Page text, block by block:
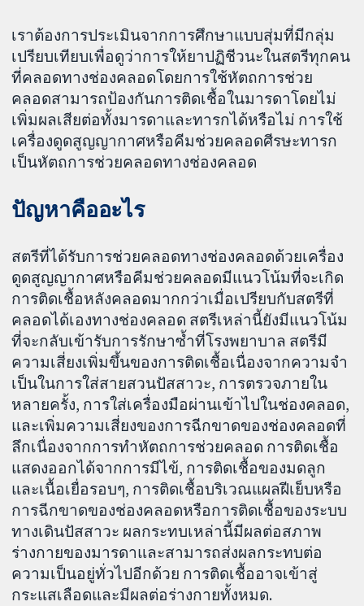
เราต้องการประเมินจากการศึกษาแบบสุ่มที่มีกลุ่ม
เปรียบเทียบเพื่อดูว่าการให้ยาปฏิชีวนะในสตรีทุกคน
ที่คลอดทางช่องคลอดโดยการใช้หัตถการช่วย
คลอดสามารถป้องกันการติดเชื้อในมารดาโดยไม่
เพิ่มผลเสียต่อทั้งมารดาและทารกได้หรือไม่ การใช้
เครื่องดูดสูญญากาศหรือคีมช่วยคลอดศีรษะทารก
เป็นหัตถการช่วยคลอดทางช่องคลอด
ปัญหาคืออะไร
สตรีที่ได้รับการช่วยคลอดทางช่องคลอดด้วยเครื่อง
ดูดสูญญากาศหรือคีมช่วยคลอดมีแนวโน้มที่จะเกิด
การติดเชื้อหลังคลอดมากกว่าเมื่อเปรียบกับสตรีที่
คลอดได้เองทางช่องคลอด สตรีเหล่านี้ยังมีแนวโน้ม
ที่จะกลับเข้ารับการรักษาซ้ำที่โรงพยาบาล สตรีมี
ความเสี่ยงเพิ่มขึ้นของการติดเชื้อเนื่องจากความจํา
เป็นในการใส่สายสวนปัสสาวะ, การตรวจภายใน
หลายครั้ง, การใส่เครื่องมือผ่านเข้าไปในช่องคลอด,
และเพิ่มความเสี่ยงของการฉีกขาดของช่องคลอดที่
ลึกเนื่องจากการทำหัตถการช่วยคลอด การติดเชื้อ
แสดงออกได้จากการมีไข้, การติดเชื้อของมดลูก
และเนื้อเยื่อรอบๆ, การติดเชื้อบริเวณแผลฝีเย็บหรือ
การฉีกขาดของช่องคลอดหรือการติดเชื้อของระบบ
ทางเดินปัสสาวะ ผลกระทบเหล่านี้มีผลต่อสภาพ
ร่างกายของมารดาและสามารถส่งผลกระทบต่อ
ความเป็นอยู่ทั่วไปอีกด้วย การติดเชื้ออาจเข้าสู่
กระแสเลือดและมีผลต่อร่างกายทั้งหมด.